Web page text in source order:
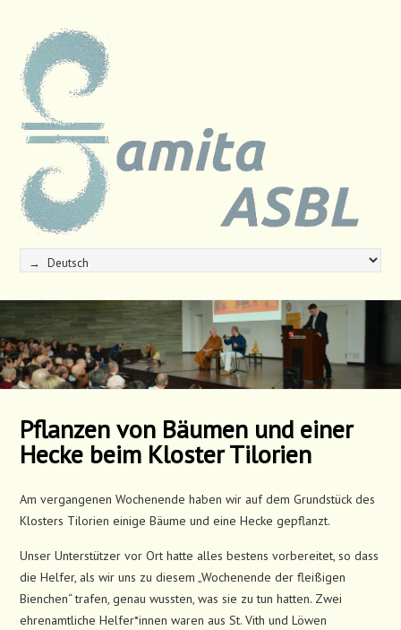
Pflanzen von Bäumen und einer
Hecke beim Kloster Tilorien
Am vergangenen Wochenende haben wir auf dem Grundstück des
Klosters Tilorien einige Bäume und eine Hecke gepflanzt.
Unser Unterstützer vor Ort hatte alles bestens vorbereitet, so dass
die Helfer, als wir uns zu diesem „Wochenende der fleißigen
Bienchen“ trafen, genau wussten, was sie zu tun hatten. Zwei
ehrenamtliche Helfer*innen waren aus St. Vith und Löwen